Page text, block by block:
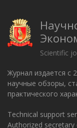
Scientific
Журнал издается с
научные обзоры,
практического
Technical support
Authorized